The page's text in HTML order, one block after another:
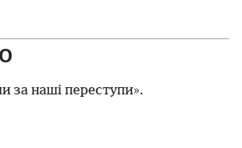
за наші переступи».